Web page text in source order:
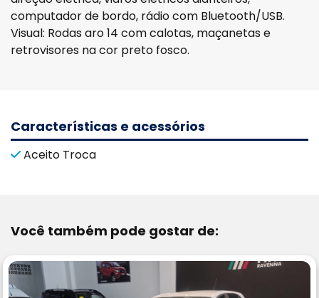
computador de bordo, rádio com Bluetooth/USB.
Visual: Rodas aro 14 com calotas, maçanetas e
retrovisores na cor preto fosco.
Características e acessórios
Aceito Troca
Você também pode gostar de: